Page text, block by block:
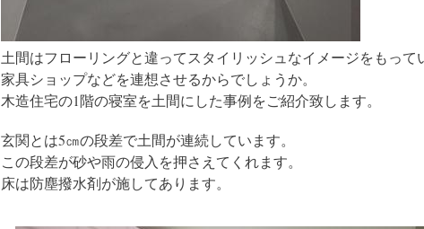
土間はフローリングと違ってスタイリッシュなイメージをもって
家具ショップなどを連想させるからでしょうか。
木造住宅の1階の寝室を土間にした事例をご紹介致します。
玄関とは5㎝の段差で土間が連続しています。
この段差が砂や雨の侵入を押さえてくれます。
床は防塵撥水剤が施してあります。